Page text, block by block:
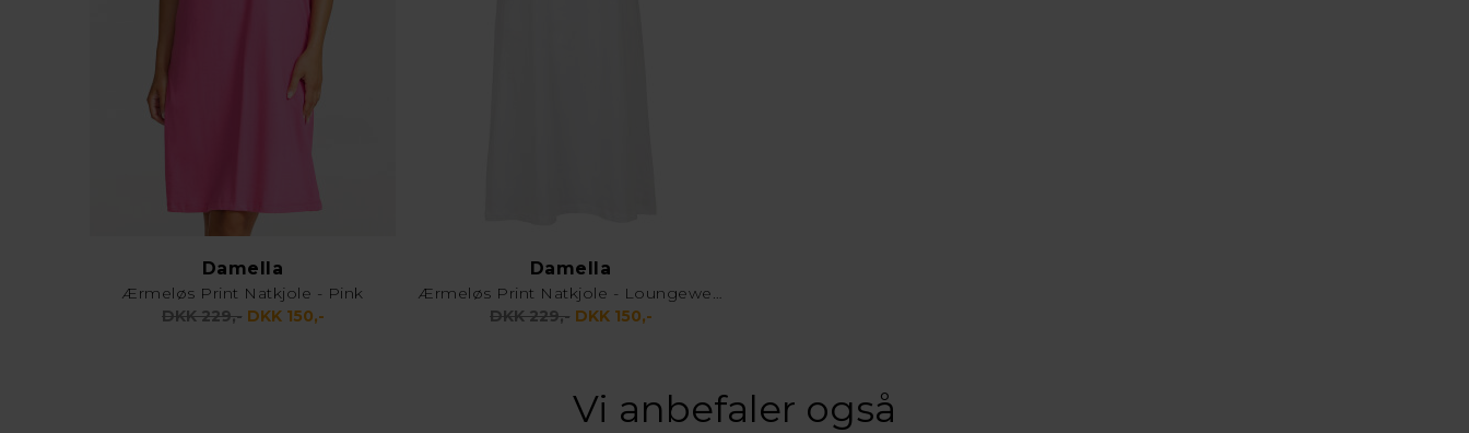
Damella
Ærmeløs Print Natkjole - Pink
DKK 229,- DKK 150,-
Damella
Ærmeløs Print Natkjole - Loungewear - Hvid
DKK 229,- DKK 150,-
Vi anbefaler også